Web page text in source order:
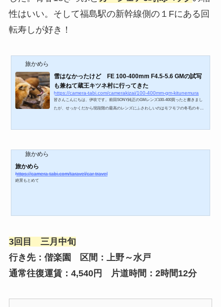
性はいい。そして福島駅の新幹線側の１Fにある回
転寿しが好き！
旅かめら
雪はなかったけど FE 100-400mm F4.5-5.6 GMの試写
も兼ねて蔵王キツネ村に行ってきた
https://camera-tabi.com/camerakizai/100-400mm-gm-kitunemura
皆さんこんにちは、伊吹です。前回SONY純正のGMレンズ100-400買ったと書きまし
たが、せっかくだから現段階の最高のレンズにふさわしいのはモフモフの冬毛のキツ
理解できます。 ※スマホで撮影ゴリラの洗礼...
旅かめら
旅かめら
https://camera-tabi.com/taravel/car-travel
絶景もとめて
3回目 三月中旬
行き先：偕楽園 区間：上野～水戸
通常往復運賃：4,540円 片道時間：2時間12分